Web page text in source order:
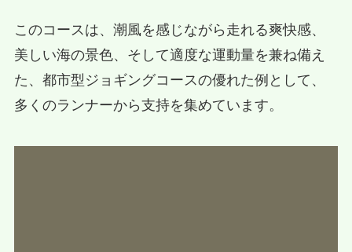
このコースは、潮風を感じながら走れる爽快感、
美しい海の景色、そして適度な運動量を兼ね備え
た、都市型ジョギングコースの優れた例として、
多くのランナーから支持を集めています。